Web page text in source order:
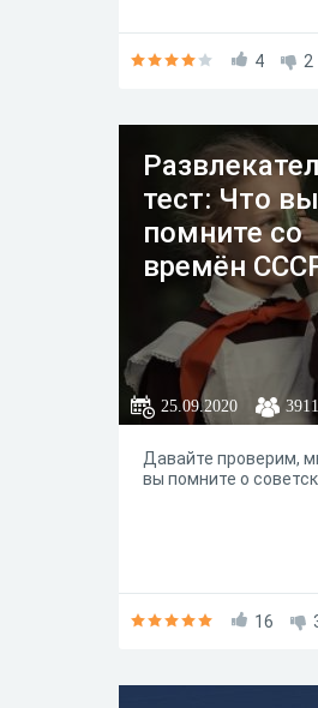
4 2
тест: Что вы
помните со
времён
25.09.2020 3911
Давайте проверим,
вы помните о
16